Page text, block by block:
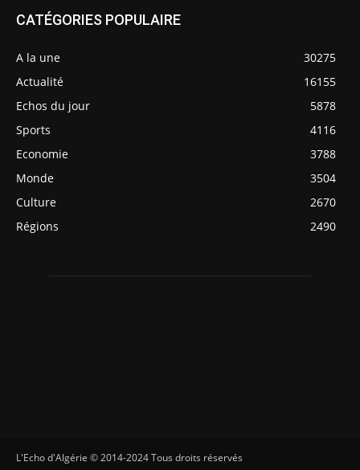
CATÉGORIES POPULAIRE
A la une
30275
Actualité
16155
Echos du jour
5878
Sports
4116
Economie
3788
Monde
3504
Culture
2670
Régions
2490
L'Echo d'Algérie © 2014-2024 Tous droits réservés